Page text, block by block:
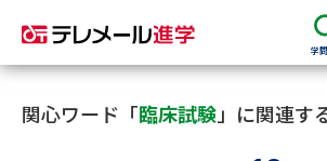
学
資料請求
関心ワード「臨床試験」に関連す